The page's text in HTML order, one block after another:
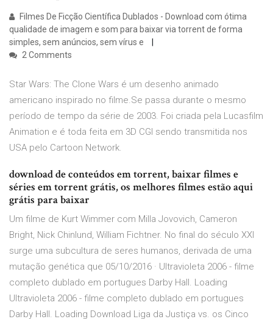
Filmes De Ficção Científica Dublados - Download com ótima
qualidade de imagem e som para baixar via torrent de forma
simples, sem anúncios, sem vírus e
2 Comments
Star Wars: The Clone Wars é um desenho animado
americano inspirado no filme.Se passa durante o mesmo
período de tempo da série de 2003. Foi criada pela Lucasfilm
Animation e é toda feita em 3D CGI sendo transmitida nos
USA pelo Cartoon Network.
download de conteúdos em torrent, baixar filmes e
séries em torrent grátis, os melhores filmes estão aqui
grátis para baixar
Um filme de Kurt Wimmer com Milla Jovovich, Cameron
Bright, Nick Chinlund, William Fichtner. No final do século XXI
surge uma subcultura de seres humanos, derivada de uma
mutação genética que 05/10/2016 · Ultravioleta 2006 - filme
completo dublado em portugues Darby Hall. Loading
Ultravioleta 2006 - filme completo dublado em portugues
Darby Hall. Loading Download Liga da Justiça vs. os Cinco